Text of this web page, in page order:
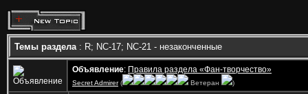
Темы раздела: R; NC-17; NC-21 - незаконченные
Объявление: Правила раздела «Фан-творчество»
Secret Admirer( Ветеран )